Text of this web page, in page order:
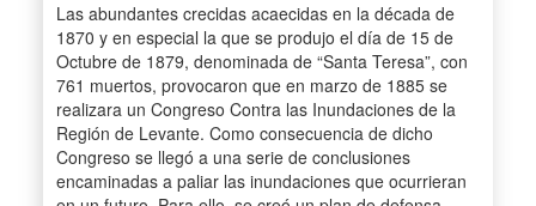
Las abundantes crecidas acaecidas en la década de
1870 y en especial la que se produjo el día de 15 de
Octubre de 1879, denominada de “Santa Teresa”, con
761 muertos, provocaron que en marzo de 1885 se
realizara un Congreso Contra las Inundaciones de la
Región de Levante. Como consecuencia de dicho
Congreso se llegó a una serie de conclusiones
encaminadas a paliar las inundaciones que ocurrieran